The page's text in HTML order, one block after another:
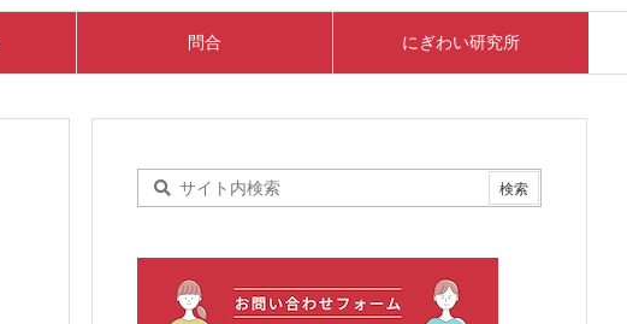
問合 にぎわい研究所